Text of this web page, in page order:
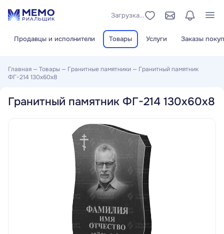
Продавцы и исполнители Товары Услуги Заказы
Загрузка...
Главная —Товары — Гранитные памятники — Гранитный памятник
ФГ-214 130x60x8
Гранитный памятник ФГ-214 130x60x8